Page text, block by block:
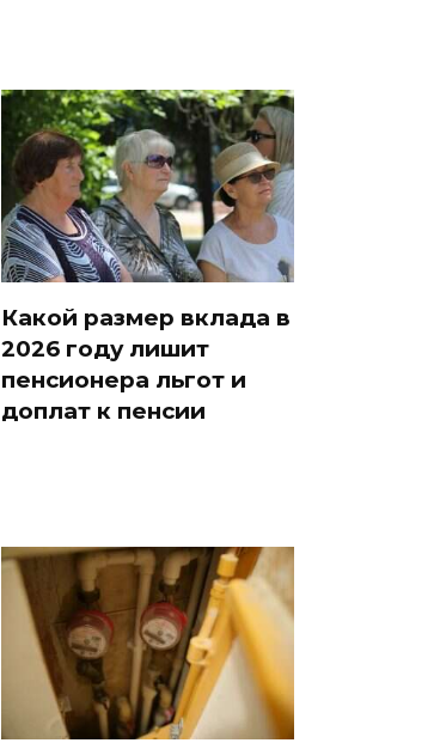
Какой размер вклада в
2026 году лишит
пенсионера льгот и
доплат к пенсии